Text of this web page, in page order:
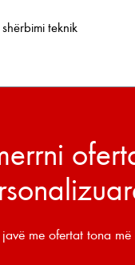
teknik
me ofertat tona